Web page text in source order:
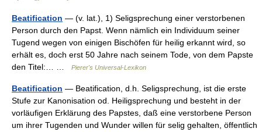
Beatification — (v. lat.), 1) Seligsprechung einer verstorbenen
Person durch den Papst. Wenn nämlich ein Individuum seiner
Tugend wegen von einigen Bischöfen für heilig erkannt wird, so
erhält es, doch erst 50 Jahre nach seinem Tode, von dem Papste
den Titel:… …
Pierer's Universal-Lexikon
Beatification — Beatification, d.h. Seligsprechung, ist die erste
Stufe zur Kanonisation od. Heiligsprechung und besteht in der
vorläufigen Erklärung des Papstes, daß eine verstorbene Person
um ihrer Tugenden und Wunder willen für selig gehalten, öffentlich